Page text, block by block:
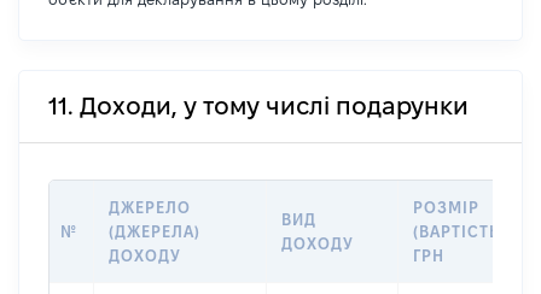
11. Доходи, у тому числі подарунки
№
ДЖЕРЕЛО
(ДЖЕРЕЛА)
ДОХОДУ
ВИД
ДОХОДУ
РОЗМІР
(ВАРТІСТЬ),
ГРН